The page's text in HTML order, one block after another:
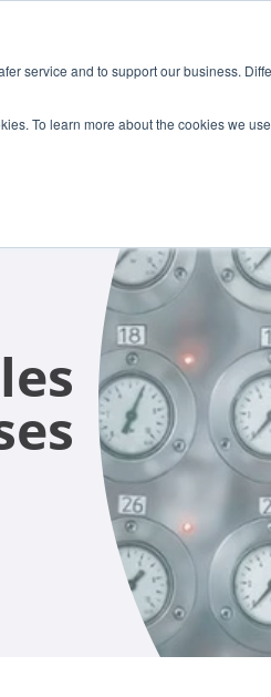
service and to support our business.
To learn more about the cookies we